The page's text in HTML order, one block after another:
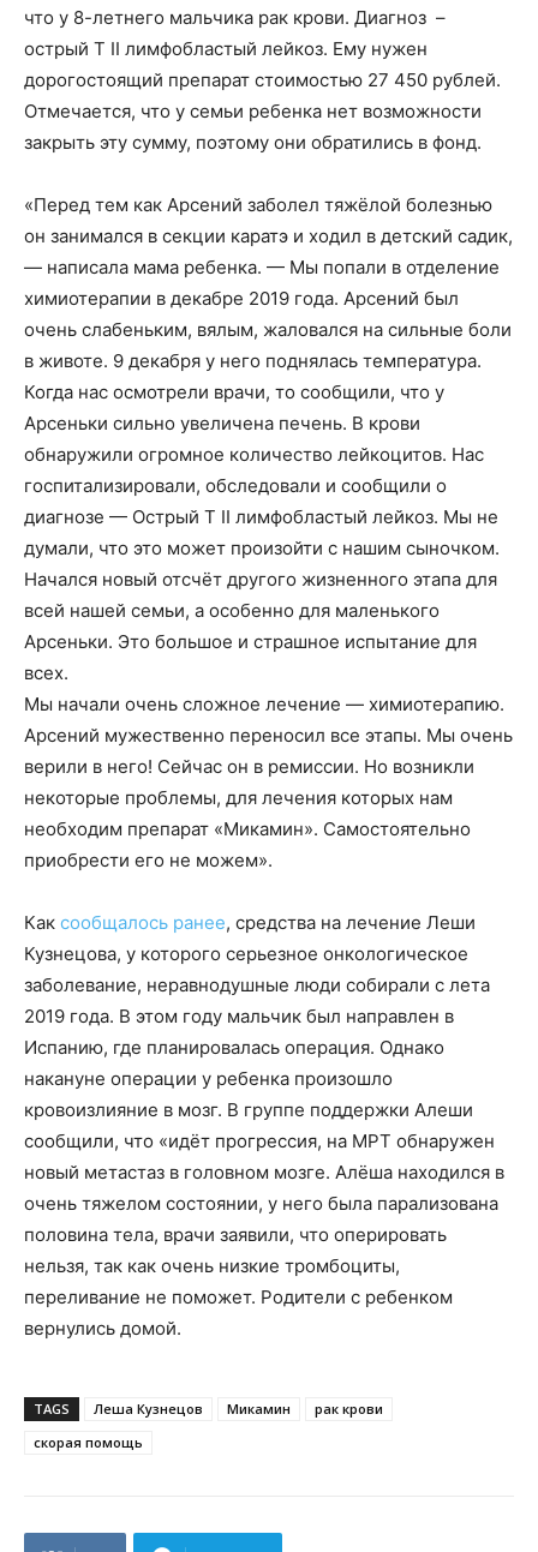
что у 8-летнего мальчика рак крови. Диагноз –
острый Т II лимфобластый лейкоз. Ему нужен
дорогостоящий препарат стоимостью 27 450 рублей.
Отмечается, что у семьи ребенка нет возможности
закрыть эту сумму, поэтому они обратились в фонд.
«Перед тем как Арсений заболел тяжёлой болезнью
он занимался в секции каратэ и ходил в детский садик,
— написала мама ребенка. — Мы попали в отделение
химиотерапии в декабре 2019 года. Арсений был
очень слабеньким, вялым, жаловался на сильные боли
в животе. 9 декабря у него поднялась температура.
Когда нас осмотрели врачи, то сообщили, что у
Арсеньки сильно увеличена печень. В крови
обнаружили огромное количество лейкоцитов. Нас
госпитализировали, обследовали и сообщили о
диагнозе — Острый Т II лимфобластый лейкоз. Мы не
думали, что это может произойти с нашим сыночком.
Начался новый отсчёт другого жизненного этапа для
всей нашей семьи, а особенно для маленького
Арсеньки. Это большое и страшное испытание для
всех.
Мы начали очень сложное лечение — химиотерапию.
Арсений мужественно переносил все этапы. Мы очень
верили в него! Сейчас он в ремиссии. Но возникли
некоторые проблемы, для лечения которых нам
необходим препарат «Микамин». Самостоятельно
приобрести его не можем».
Как сообщалось ранее, средства на лечение Леши
Кузнецова, у которого серьезное онкологическое
заболевание, неравнодушные люди собирали с лета
2019 года. В этом году мальчик был направлен в
Испанию, где планировалась операция. Однако
накануне операции у ребенка произошло
кровоизлияние в мозг. В группе поддержки Алеши
сообщили, что «идёт прогрессия, на МРТ обнаружен
новый метастаз в головном мозге. Алёша находился в
очень тяжелом состоянии, у него была парализована
половина тела, врачи заявили, что оперировать
нельзя, так как очень низкие тромбоциты,
переливание не поможет. Родители с ребенком
вернулись домой.
TAGS Леша Кузнецов Микамин
рак крови
скорая помощь